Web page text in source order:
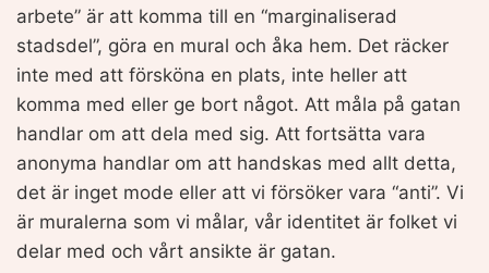
arbete” är att komma till en “marginaliserad
stadsdel”, göra en mural och åka hem. Det räcker
inte med att försköna en plats, inte heller att
komma med eller ge bort något. Att måla på gatan
handlar om att dela med sig. Att fortsätta vara
anonyma handlar om att handskas med allt detta,
det är inget mode eller att vi försöker vara “anti”. Vi
är muralerna som vi målar, vår identitet är folket vi
delar med och vårt ansikte är gatan.